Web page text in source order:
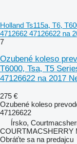
Holland Ts115a, T6,
4712662 47126622 na
7
Ozubené koleso
T6000, Tsa, T5
47126622 na 2017
275 €
Ozubené koleso
47126622
Írsko,
COURTMACSHERRY
Obráťte sa na predajcu